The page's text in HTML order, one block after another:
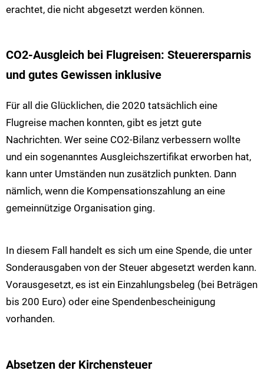
erachtet, die nicht abgesetzt werden können.
CO2-Ausgleich bei Flugreisen: Steuerersparnis
und gutes Gewissen inklusive
Für all die Glücklichen, die 2020 tatsächlich eine
Flugreise machen konnten, gibt es jetzt gute
Nachrichten. Wer seine CO2-Bilanz verbessern wollte
und ein sogenanntes Ausgleichszertifikat erworben hat,
kann unter Umständen nun zusätzlich punkten. Dann
nämlich, wenn die Kompensationszahlung an eine
gemeinnützige Organisation ging.
In diesem Fall handelt es sich um eine Spende, die unter
Sonderausgaben von der Steuer abgesetzt werden kann.
Vorausgesetzt, es ist ein Einzahlungsbeleg (bei Beträgen
bis 200 Euro) oder eine Spendenbescheinigung
vorhanden.
Absetzen der Kirchensteuer